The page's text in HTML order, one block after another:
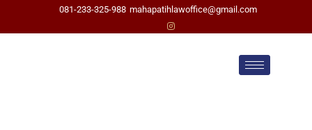
081-233-325-988 mahapatihlawoffice@gmail.com